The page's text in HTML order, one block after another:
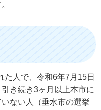
た人で、令和6年7月15日
き続き3ヶ月以上本市に
ない人（垂水市の選挙